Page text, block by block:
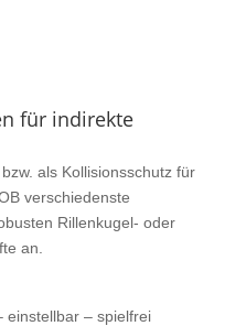
für indirekte
als Kollisionsschutz für
verschiedenste
Rillenkugel- oder
an.
einstellbar – spielfrei